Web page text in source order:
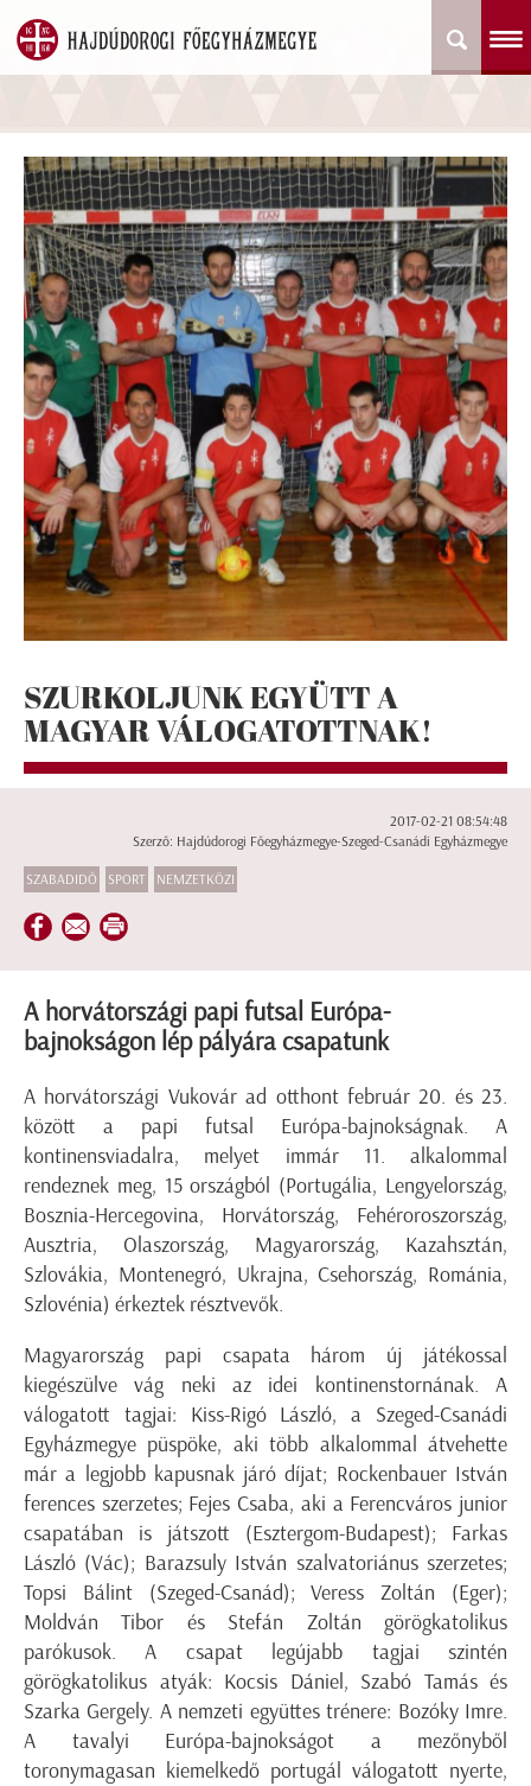
SZURKOLJUNK EGYÜTT A
MAGYAR VÁLOGATOTTNAK!
2017-02-21 08:54:48
Szerző: Hajdúdorogi Főegyházmegye-Szeged-Csanádi Egyházmegye
SZABADIDŐ SPORT NEMZETKÖZI
A horvátországi papi futsal Európa-
bajnokságon lép pályára csapatunk
A horvátországi Vukovár ad otthont február 20. és 23.
között a papi futsal Európa-bajnokságnak. A
kontinensviadalra, melyet immár 11. alkalommal
rendeznek meg, 15 országból (Portugália, Lengyelország,
Bosznia-Hercegovina, Horvátország, Fehéroroszország,
Ausztria, Olaszország, Magyarország, Kazahsztán,
Szlovákia, Montenegró, Ukrajna, Csehország, Románia,
Szlovénia) érkeztek résztvevők.
Magyarország papi csapata három új játékossal
kiegészülve vág neki az idei kontinenstornának. A
válogatott tagjai: Kiss-Rigó László, a Szeged-Csanádi
Egyházmegye püspöke, aki több alkalommal átvehette
már a legjobb kapusnak járó díjat; Rockenbauer István
ferences szerzetes; Fejes Csaba, aki a Ferencváros junior
csapatában is játszott (Esztergom-Budapest); Farkas
László (Vác); Barazsuly István szalvatoriánus szerzetes;
Topsi Bálint (Szeged-Csanád); Veress Zoltán (Eger);
Moldván Tibor és Stefán Zoltán görögkatolikus
parókusok. A csapat legújabb tagjai szintén
görögkatolikus atyák: Kocsis Dániel, Szabó Tamás és
Szarka Gergely. A nemzeti együttes trénere: Bozóky Imre.
A tavalyi Európa-bajnokságot a mezőnyből
toronymagasan kiemelkedő portugál válogatott nyerte,